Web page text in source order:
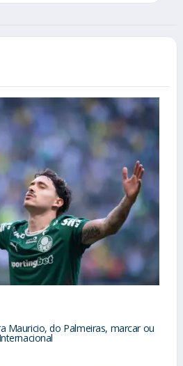
Mauricio, do Palmeiras, marcar ou